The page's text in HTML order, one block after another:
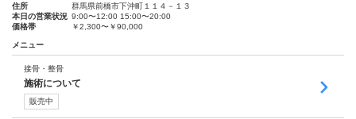
住所
群馬県前橋市下沖町１１４－１３
本日の営業状況 9:00〜12:00 15:00〜20:00
価格帯
￥2,300〜￥90,000
メニュー
接骨・整骨
施術について
販売中